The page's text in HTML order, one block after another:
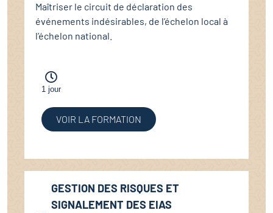
Maîtriser le circuit de déclaration des
événements indésirables, de l’échelon local à
l’échelon national.
1 jour
VOIR LA FORMATION
GESTION DES RISQUES ET
SIGNALEMENT DES EIAS